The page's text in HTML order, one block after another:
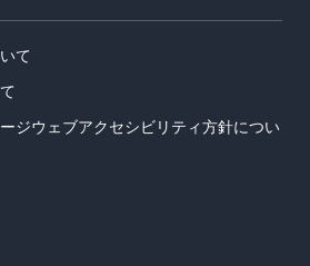
て
ジウェブアクセシビリティ方針につい